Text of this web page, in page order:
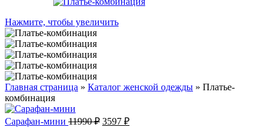
Нажмите, чтобы увеличить
Главная страница » Каталог женской одежды » Платье-
комбинация
Сарафан-мини 11990₽ Первоначальная
3597 ₽Текущая